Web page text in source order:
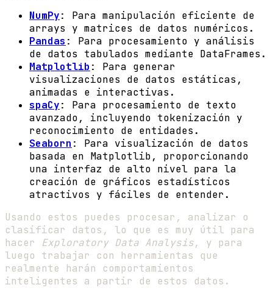
NumPy: Para manipulación eficiente de
arrays y matrices de datos numéricos.
Pandas : Para procesamiento y análisis
de datos tabulados mediante DataFrames.
Matplotlib : Para generar
visualizaciones de datos estáticas,
animadas e interactivas.
spaCy: Para procesamiento de texto
avanzado, incluyendo tokenización y
reconocimiento de entidades.
Seaborn : Para visualización de datos
basada en Matplotlib, proporcionando
una interfaz de alto nivel para la
creación de gráficos estadísticos
atractivos y fáciles de entender.
Usando estos puedes procesar, analizar o
clasificar datos, lo que es muy útil para
hacer Exploratory Data Analysis, y para
luego trabajar con herramientas que
realmente harán comportamientos
inteligentes a partir de estos datos.